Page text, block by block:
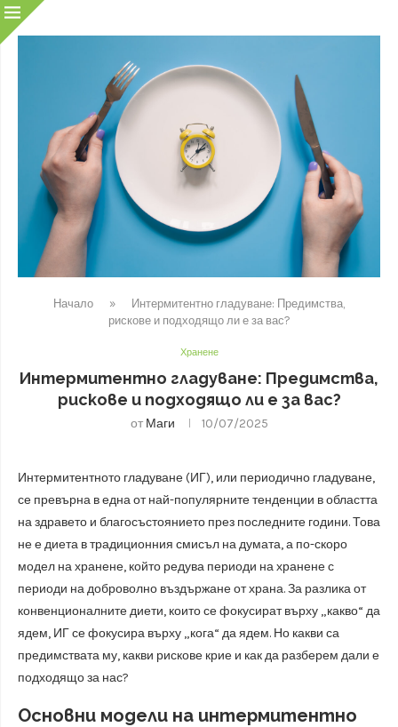
Начало »
Интермитентно гладуване: Предимства,
рискове и подходящо ли е за вас?
Хранене
Интермитентно гладуване: Предимства,
рискове и подходящо ли е за вас?
от Маги 10/07/2025
Интермитентното гладуване (ИГ), или периодично гладуване,
се превърна в една от най-популярните тенденции в областта
на здравето и благосъстоянието през последните години. Това
не е диета в традиционния смисъл на думата, а по-скоро
модел на хранене, който редува периоди на хранене с
периоди на доброволно въздържане от храна. За разлика от
конвенционалните диети, които се фокусират върху „какво“ да
ядем, ИГ се фокусира върху „кога“ да ядем. Но какви са
предимствата му, какви рискове крие и как да разберем дали е
подходящо за нас?
Основни модели на интермитентно